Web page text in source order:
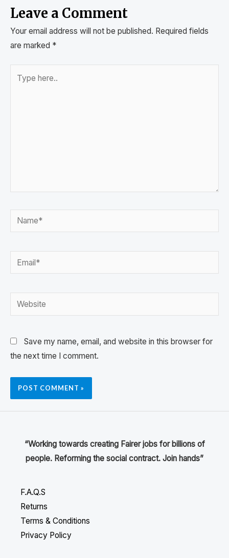
Leave a Comment
Your email address will not be published. Required fields
are marked *
Save my name, email, and website in this browser for
the next time I comment.
“Working towards creating Fairer jobs for billions of
people. Reforming the social contract. Join hands”
F.A.Q.S
Returns
Terms & Conditions
Privacy Policy